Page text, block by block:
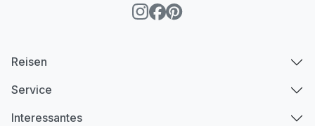
Reisen
Service
Interessantes